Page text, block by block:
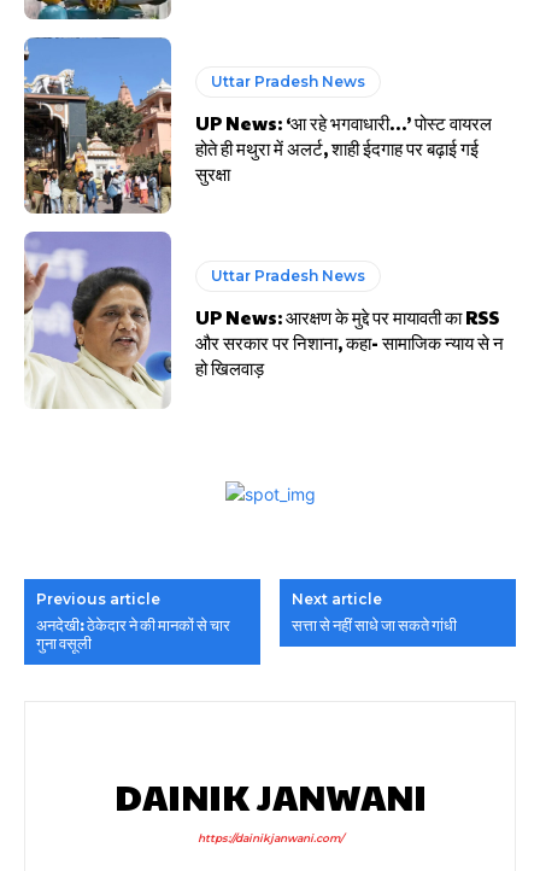
Uttar Pradesh News
UP News: ‘आ रहे भगवाधारी…’ पोस्ट वायरल
होते ही मथुरा में अलर्ट, शाही ईदगाह पर बढ़ाई गई
सुरक्षा
Uttar Pradesh News
UP News: आरक्षण के मुद्दे पर मायावती का RSS
और सरकार पर निशाना, कहा- सामाजिक न्याय से न
हो खिलवाड़
Previous article
अनदेखी: ठेकेदार ने की मानकों से चार
गुना वसूली
Next article
सत्ता से नहीं साधे जा सकते गांधी
DAINIK JANWANI
https://dainikjanwani.com/